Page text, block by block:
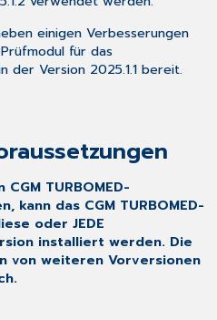
einigen Verbesserungen
für das
der Version 2025.1.1 bereit.
TURBOMED-
kann das CGM TURBOMED-
oder JEDE
installiert werden. Die
von weiteren Vorversionen